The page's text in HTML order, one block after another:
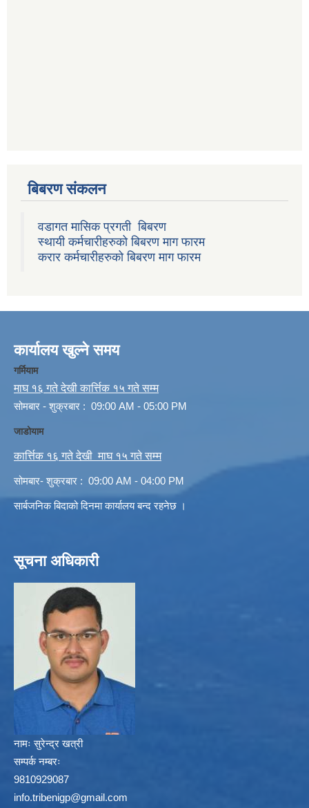
बिबरण संकलन
वडागत मासिक प्रगती बिबरण
स्थायी कर्मचारीहरुको बिबरण माग फारम
करार कर्मचारीहरुको बिबरण माग फारम
कार्यालय खुल्ने समय
गर्मियाम
माघ १६ गते देखी कार्त्तिक १५ गते सम्म
सोमबार - शुक्रबार : 09:00 AM - 05:00 PM
जाडोयाम
कार्त्तिक १६ गते देखी माघ १५ गते सम्म
सोमबार- शुक्रबार : 09:00 AM - 04:00 PM
सार्बजनिक बिदाको दिनमा कार्यालय बन्द रहनेछ ।
सूचना अधिकारी
नामः सुरेन्द्र खत्री
सम्पर्क नम्बरः
9810929087
info.tribenigp@gmail.com